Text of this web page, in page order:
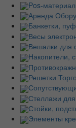
Pos-
Аренда
Банкетки,
Весы
Вешалки для
Накопители,
Решетки
Стеллажи
Стойки,
Элементы